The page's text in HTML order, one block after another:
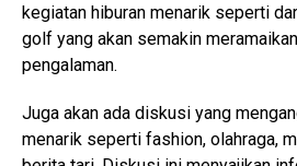
kegiatan hiburan menarik seperti
golf yang akan semakin
pengalaman.
Juga akan ada diskusi yang
menarik seperti fashion, olahraga,